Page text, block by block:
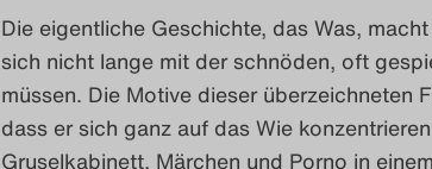
Die eigentliche Geschichte, das Was,
sich nicht lange mit der schnöden, oft
müssen. Die Motive dieser überzeichneten
dass er sich ganz auf das Wie
Gruselkabinett, Märchen und Porno in